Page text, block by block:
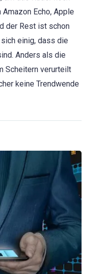
Echo, Apple
der Rest ist schon
einig, dass die
Anders als die
Scheitern verurteilt
keine Trendwende